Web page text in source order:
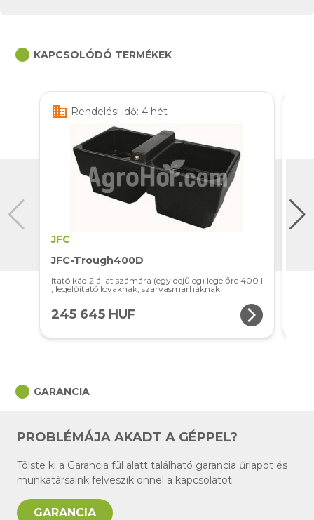
circle KAPCSOLÓDÓ TERMÉKEK
business Rendelési idő: 4 hét
JFC
JFC-Trough400D
Itató kád 2 állat számára (egyidejűleg) legelőre 400 l
, legelőitató lovaknak, szarvasmarháknak
245 645 HUF arrow_forward_ios
circle GARANCIA
PROBLÉMÁJA AKADT A GÉPPEL?
Tölste ki a Garancia fül alatt található garancia űrlapot és
munkatársaink felveszik önnel a kapcsolatot.
GARANCIA